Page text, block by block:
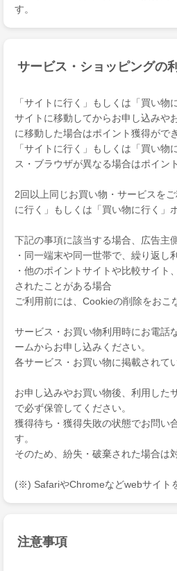
す。
サービス・ショッピングの
「サイトに行く」もしくは「買い物
サイトに移動してからお申し込みや
に移動した場合はポイント獲得がで
「サイトに行く」もしくは「買い
ス・ブラウザが異なる場合はポイン
2回以上同じお買い物・サービスを
に行く」もしくは「買い物に行く」
下記の事項に該当する場合、広告主
・同一端末や同一世帯で、繰り返
・他のポイントサイトや比較サイ
されたことがある場合
ご利用前には、Cookieの削除をおこ
サービス・お買い物利用時にお電話
ームからお申し込みください。
各サービス・お買い物に掲載されて
お申し込みやお買い物後、利用した
で必ず保管してください。
獲得待ち・獲得失敗の状態でお問い
す。
そのため、紛失・破棄された場合は
(※) SafariやChromeなどwebサイト
注意事項